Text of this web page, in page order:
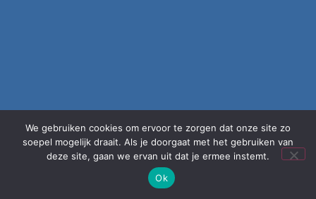
We gebruiken cookies om ervoor te zorgen dat onze site zo
soepel mogelijk draait. Als je doorgaat met het gebruiken van
deze site, gaan we ervan uit dat je ermee instemt.
Ok